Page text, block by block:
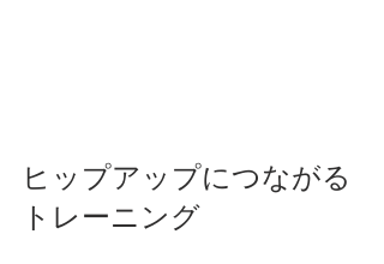
ヒップアップにつながる
トレーニング